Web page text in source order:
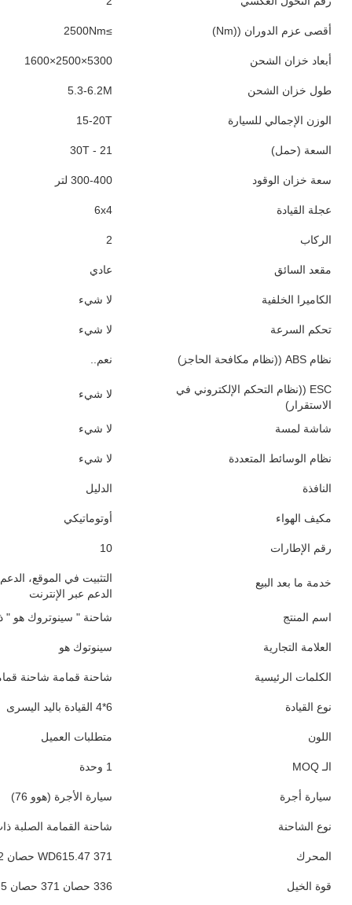
أقصى عزم الدوران ((Nm) ≥2500Nm
أبعاد خزان الشحن 5300×2500×1600
طول خزان الشحن 5.3-6.2M
الوزن الإجمالي للسيارة 15-20T
السعة (حمل) 21 - 30T
سعة خزان الوقود 300-400 لتر
عجلة القيادة 6x4
الركاب 2
مقعد السائق عادي
الكاميرا الخلفية لا شيء
تحكم السرعة لا شيء
نظام ABS ((نظام مكافحة الحاجز) نعم..
ESC ((نظام التحكم الإلكتروني في
الاستقرار)
لا شيء
شاشة لمسة لا شيء
نظام الوسائط المتعددة لا شيء
النافذة الدليل
مكيف الهواء أوتوماتيكي
رقم الإطارات 10
خدمة ما بعد البيع
التثبيت في الموقع،
الدعم عبر الإنترنت
اسم المنتج
شاحنة " سينوتروك هو " ذات
العلامة التجارية سينوتوك هو
الكلمات الرئيسية شاحنة قمامة شاحنة
نوع القيادة 6*4 القيادة باليد اليسرى
اللون متطلبات العميل
الـ MOQ 1 وحدة
سيارة أجرة سيارة الأجرة (هوو 76)
نوع الشاحنة شاحنة القمامة الصلبة
المحرك WD615.47 371 حصان EURO2
قوة الخيل 336 حصان 371 حصان 375 حصان 420 حصان